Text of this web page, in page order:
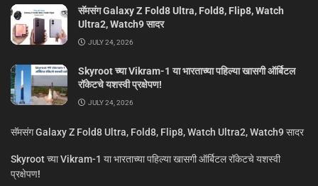
सॅमसंग Galaxy Z Fold8 Ultra, Fold8, Flip8, Watch
Ultra2, Watch9 सादर
JULY 24, 2026
Skyroot च्या Vikram-1 या भारताच्या पहिल्या खासगी ऑर्बिटल
रॉकेटचे यशस्वी प्रक्षेपण!
JULY 24, 2026
सॅमसंग Galaxy Z Fold8 Ultra, Fold8, Flip8, Watch Ultra2, Watch9 सादर
Skyroot च्या Vikram-1 या भारताच्या पहिल्या खासगी ऑर्बिटल रॉकेटचे यशस्वी
प्रक्षेपण!